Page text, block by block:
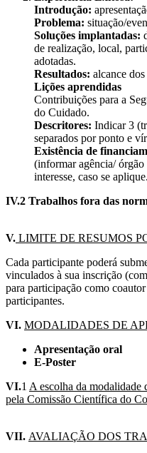
Introdução:
Problema: situação/
Soluções implantadas:
de realização, local,
adotadas.
Resultados: alcance
Lições aprendidas
Contribuições para a
do Cuidado.
Descritores: Indicar 3
separados por ponto e
Existência de
(informar agência/
interesse, caso se aplique.
IV.2 Trabalhos fora das
V. LIMITE DE RESUMOS
Cada participante poderá
vinculados à sua inscrição
para participação como
participantes.
VI. MODALIDADES DE
Apresentação oral
E-Poster
VI.1 A escolha da modalidade
pela Comissão Científica do
VII. AVALIAÇÃO DOS